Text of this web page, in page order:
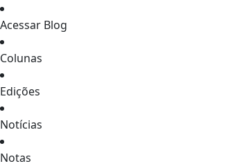
Acessar Blog
Colunas
Edições
Notícias
Notas